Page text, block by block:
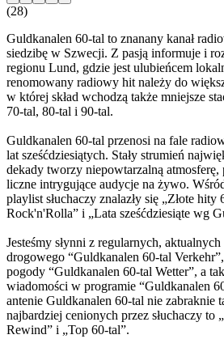
(28)
Guldkanalen 60-tal to znanany kanał
siedzibę w Szwecji. Z pasją informuje i
regionu Lund, gdzie jest ulubieńcem
renomowany radiowy hit należy do
w której skład wchodzą także mniejsze
70-tal, 80-tal i 90-tal.
Guldkanalen 60-tal przenosi na fale
lat sześćdziesiątych. Stały strumień
dekady tworzy niepowtarzalną
liczne intrygujące audycje na żywo.
playlist słuchaczy znalazły się „Złote hity
Rock'n'Rolla” i „Lata sześćdziesiąte wg
Jesteśmy słynni z regularnych,
drogowego “Guldkanalen 60-tal
pogody “Guldkanalen 60-tal Wetter”, a
wiadomości w programie “Guldkanalen
antenie Guldkanalen 60-tal nie zabraknie
najbardziej cenionych przez słuchaczy to
Rewind” i „Top 60-tal”.